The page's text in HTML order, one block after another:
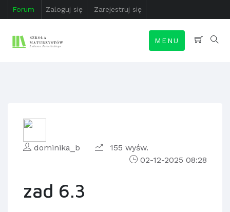
Forum Zaloguj się Zarejestruj się
MENU
dominika_b
155 wyśw.
02-12-2025 08:28
zad 6.3